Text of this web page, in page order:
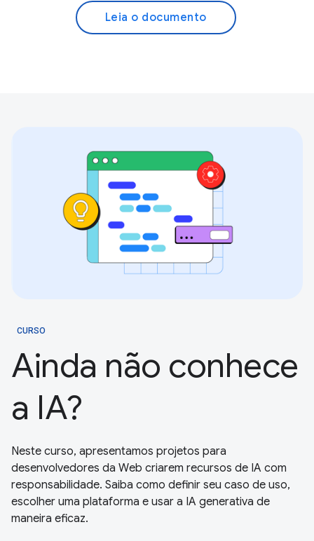
Leia o documento
CURSO
Ainda não conhece
a IA?
Neste curso, apresentamos projetos para
desenvolvedores da Web criarem recursos de IA com
responsabilidade. Saiba como definir seu caso de uso,
escolher uma plataforma e usar a IA generativa de
maneira eficaz.